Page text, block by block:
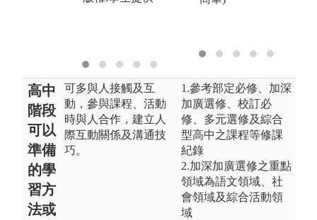
高中
階段
可以
準備
的學
習方
法或
可多與人接觸及互
動，參與課程、活動
時與人合作，建立人
際互動關係及溝通技
巧。
1.參考部定必修、加深
加廣選修、校訂必
修、多元選修及綜合
型高中之課程等修課
紀錄
2.加深加廣選修之重點
領域為語文領域、社
會領域及綜合活動領
域